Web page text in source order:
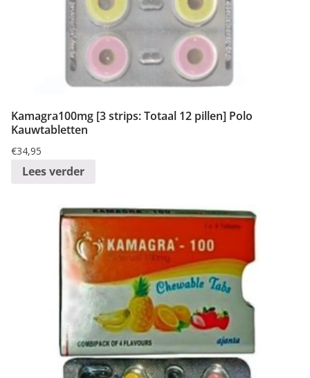
Kamagra100mg [3 strips: Totaal 12 pillen] Polo
Kauwtabletten
€34,95
Lees verder